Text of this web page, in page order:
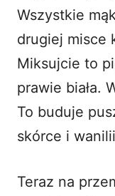
Wszystkie
drugiej misce
Miksujcie to
prawie biała.
To buduje
skórce i
Teraz na